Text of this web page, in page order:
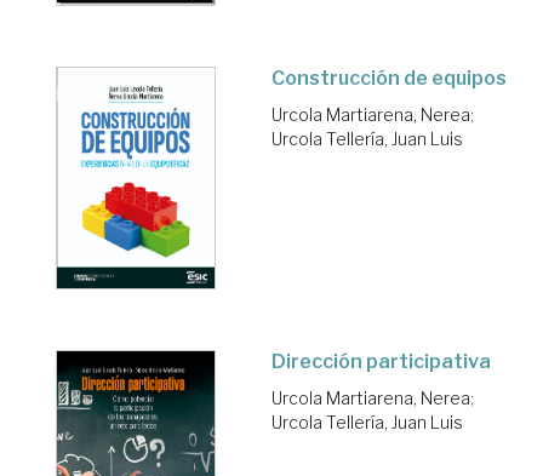
Construcción de equipos
Urcola Martiarena, Nerea;
Urcola Tellería, Juan Luis
Dirección participativa
Urcola Martiarena, Nerea;
Urcola Tellería, Juan Luis